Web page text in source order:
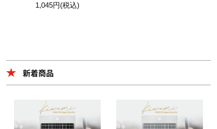
1,045円(税込)
新着商品